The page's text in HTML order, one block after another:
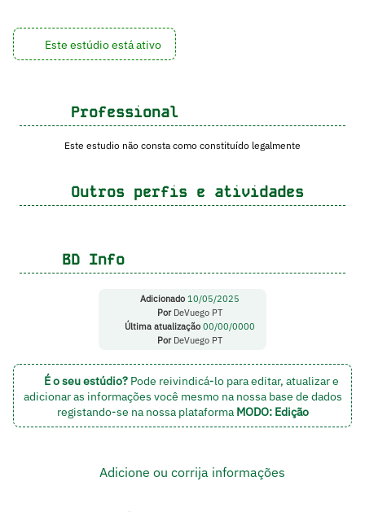
Este estúdio está ativo
Professional
Este estudio não consta como constituído legalmente
Outros perfis e atividades
BD Info
Adicionado 10/05/2025
PorDeVuego PT
Última atualização 00/00/0000
PorDeVuego PT
É o seu estúdio?Pode reivindicá-lo para editar, atualizar e
adicionar as informações você mesmo na nossa base de dados
registando-se na nossa plataforma MODO: Edição
Adicione ou corrija informações